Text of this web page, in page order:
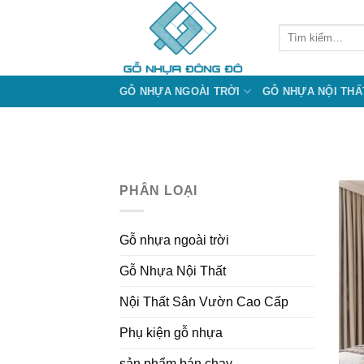
Tìm
GỖ NHỰA NGOÀI TRỜI GỖ NHỰA NỘI
PHÂN LOẠI
Gỗ nhựa ngoài trời
Gỗ Nhựa Nội Thất
Nội Thất Sân Vườn Cao Cấp
Phụ kiện gỗ nhựa